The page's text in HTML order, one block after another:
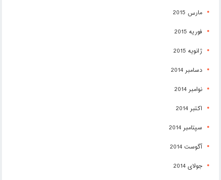
مارس 2015
فوریه 2015
ژانویه 2015
دسامبر 2014
نوامبر 2014
اکتبر 2014
سپتامبر 2014
آگوست 2014
جولای 2014